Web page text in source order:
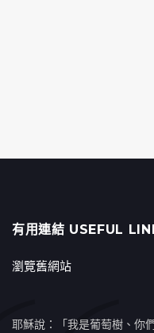
有用連結 USEFUL
瀏覽舊網站
耶穌說：「我是葡萄樹、你